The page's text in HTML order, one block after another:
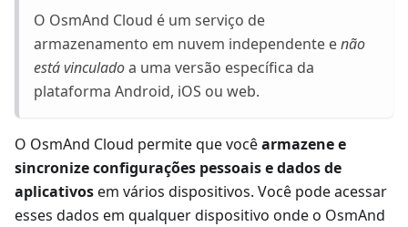
O OsmAnd Cloud é um serviço de
armazenamento em nuvem independente enão
está vinculadoa uma versão específica da
plataforma Android, iOS ou web.
O OsmAnd Cloud permite que vocêarmazene e
sincronize configurações pessoais e dados de
aplicativosem vários dispositivos. Você pode acessar
esses dados em qualquer dispositivo onde o OsmAnd